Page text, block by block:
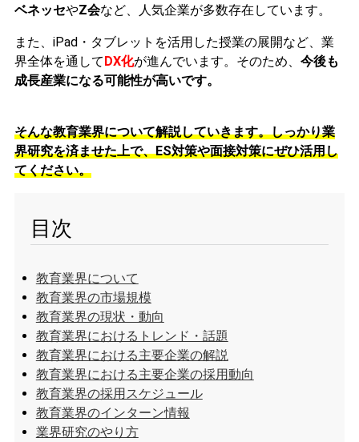
ベネッセやZ会など、人気企業が多数存在しています。
また、iPad・タブレットを活用した授業の展開など、業
界全体を通してDX化が進んでいます。そのため、 今後も
成長産業になる可能性が高いです。
そんな教育業界について解説していきます。しっかり業
界研究を済ませた上で、ES対策や面接対策にぜひ活用し
てください。
目次
教育業界について
教育業界の市場規模
教育業界の現状・動向
教育業界におけるトレンド・話題
教育業界における主要企業の解説
教育業界における主要企業の採用動向
教育業界の採用スケジュール
教育業界のインターン情報
業界研究のやり方